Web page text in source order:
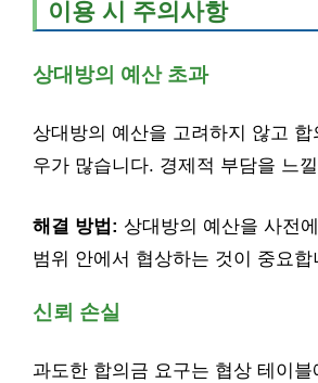
이용 시 주의사항
상대방의 예산 초과
상대방의 예산을 고려하지 않고 합
우가 많습니다. 경제적 부담을 느
해결 방법: 상대방의 예산을 사전
범위 안에서 협상하는 것이 중요합
신뢰 손실
과도한 합의금 요구는 협상 테이